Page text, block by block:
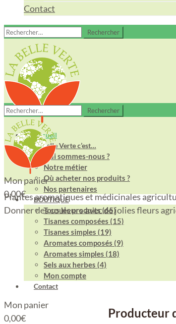
Contact
Rechercher :
Accueil
La Belle Verte c’est…
Qui sommes-nous ?
Notre métier
Où acheter nos produits ?
Nos partenaires
BOUTIQUE
Tous les produits (65)
Tisanes composées (15)
Tisanes simples (19)
Aromates composés (9)
Aromates simples (18)
Sels aux herbes (4)
Mon compte
Contact
Mon panier
0,00€
Rechercher :
Mon panier
0,00€
Plantes aromatiques et médicinales
Donner des couleurs avec de jolies fleurs
Producteur